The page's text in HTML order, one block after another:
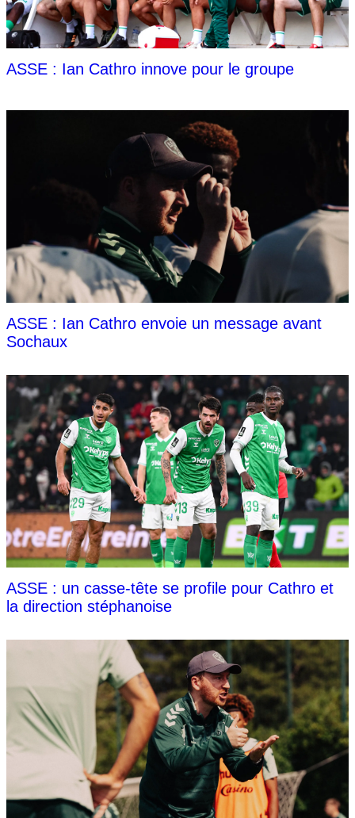
ASSE : Ian Cathro innove pour le groupe
ASSE : Ian Cathro envoie un message avant
Sochaux
ASSE : un casse-tête se profile pour Cathro et
la direction stéphanoise